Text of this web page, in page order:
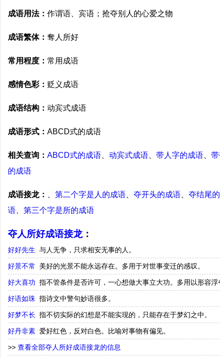
成语用法： 作谓语、宾语；抢夺别人的心爱之物
成语繁体： 奪人所好
常用程度： 常用成语
感情色彩： 贬义成语
成语结构： 动宾式成语
成语形式： ABCD式的成语
相关查询： ABCD式的成语 动宾式成语 带人字的成语
的成语
成语接龙： 第二个字是人的成语 夺开头的成语
夺结尾
语
第三个字是所的成语
夺人所好成语接龙：
好好先生 与人无争，只求相安无事的人。
好景不常 美好的光景不能永远存在。多用于对世事变迁的感叹。
好大喜功 指不管条件是否许可，一心想做大事立大功。多用以形容浮
好语如珠 指诗文中警句妙语很多。
好梦不长 指不切实际的幻想是不能实现的，只能存在于梦幻之中。
好丹非素 爱好红色，反对白色。比喻对事物有偏见。
>> 查看全部夺人所好成语接龙的信息